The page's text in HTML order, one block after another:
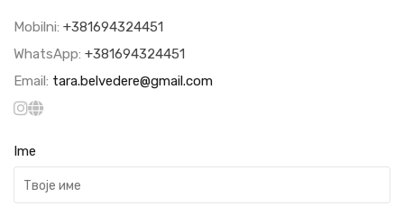
Mobilni: +381694324451
WhatsApp: +381694324451
Email: tara.belvedere@gmail.com
Ime